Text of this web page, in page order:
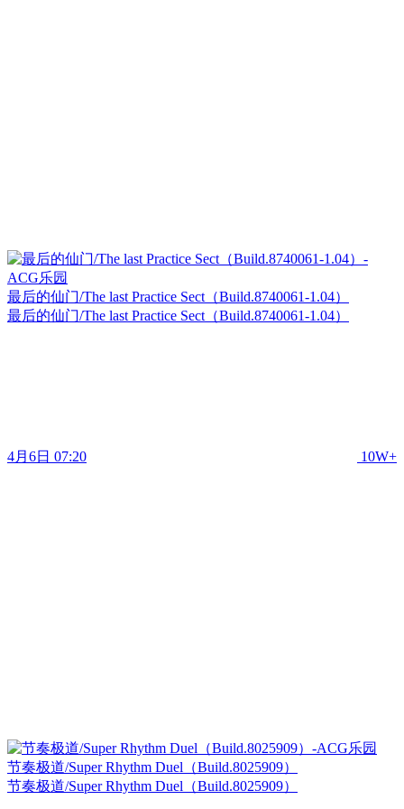
最后的仙门/The last Practice Sect（Build.8740061-1.04）
最后的仙门/The last Practice Sect（Build.8740061-1.04）
4月6日 07:20 10W+
节奏极道/Super Rhythm Duel（Build.8025909）
节奏极道/Super Rhythm Duel（Build.8025909）